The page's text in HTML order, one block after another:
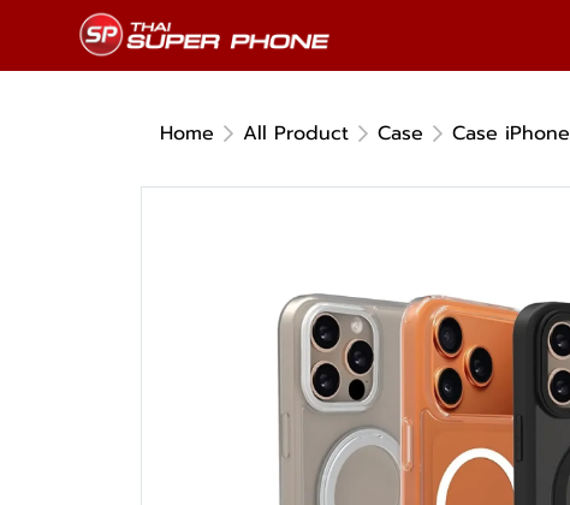
Home All Product Case Case iPhone